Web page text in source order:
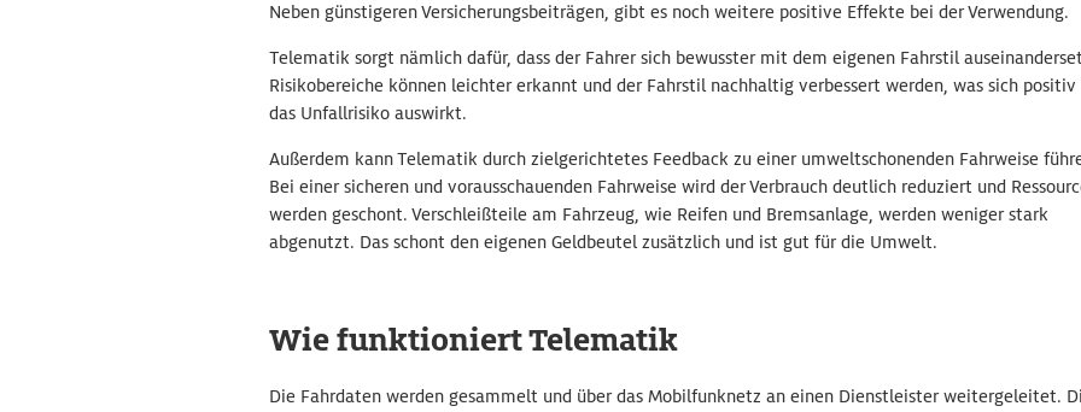
Neben günstigeren Versicherungsbeiträgen, gibt es noch weitere positive Effekte bei der Verwendung.
Telematik sorgt nämlich dafür, dass der Fahrer sich bewusster mit dem eigenen Fahrstil
Risikobereiche können leichter erkannt und der Fahrstil nachhaltig verbessert werden, was sich positiv
das Unfallrisiko auswirkt.
Außerdem kann Telematik durch zielgerichtetes Feedback zu einer umweltschonenden Fahrweise
Bei einer sicheren und vorausschauenden Fahrweise wird der Verbrauch deutlich reduziert und
werden geschont. Verschleißteile am Fahrzeug, wie Reifen und Bremsanlage, werden weniger stark
abgenutzt. Das schont den eigenen Geldbeutel zusätzlich und ist gut für die Umwelt.
Wie funktioniert Telematik
Die Fahrdaten werden gesammelt und über das Mobilfunknetz an einen Dienstleister weitergeleitet.